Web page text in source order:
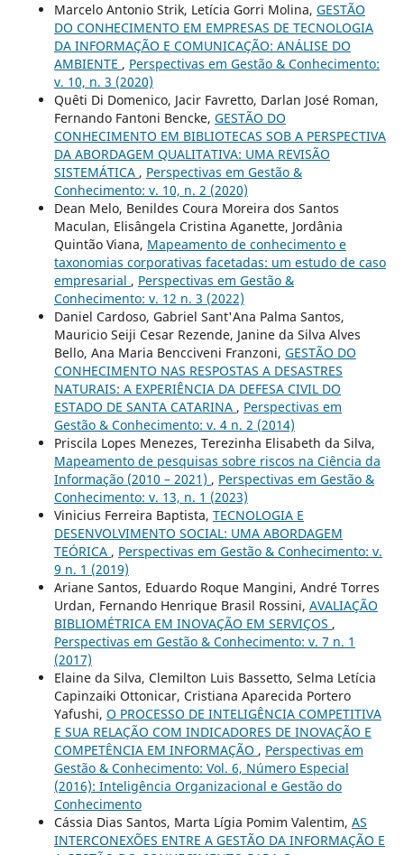
Marcelo Antonio Strik, Letícia Gorri Molina, GESTÃO
DO CONHECIMENTO EM EMPRESAS DE TECNOLOGIA
DA INFORMAÇÃO E COMUNICAÇÃO: ANÁLISE DO
AMBIENTE , Perspectivas em Gestão & Conhecimento:
v. 10, n. 3 (2020)
Quêti Di Domenico, Jacir Favretto, Darlan José Roman,
Fernando Fantoni Bencke, GESTÃO DO
CONHECIMENTO EM BIBLIOTECAS SOB A PERSPECTIVA
DA ABORDAGEM QUALITATIVA: UMA REVISÃO
SISTEMÁTICA , Perspectivas em Gestão &
Conhecimento: v. 10, n. 2 (2020)
Dean Melo, Benildes Coura Moreira dos Santos
Maculan, Elisângela Cristina Aganette, Jordânia
Quintão Viana, Mapeamento de conhecimento e
taxonomias corporativas facetadas: um estudo de caso
empresarial , Perspectivas em Gestão &
Conhecimento: v. 12 n. 3 (2022)
Daniel Cardoso, Gabriel Sant'Ana Palma Santos,
Mauricio Seiji Cesar Rezende, Janine da Silva Alves
Bello, Ana Maria Bencciveni Franzoni, GESTÃO DO
CONHECIMENTO NAS RESPOSTAS A DESASTRES
NATURAIS: A EXPERIÊNCIA DA DEFESA CIVIL DO
ESTADO DE SANTA CATARINA , Perspectivas em
Gestão & Conhecimento: v. 4 n. 2 (2014)
Priscila Lopes Menezes, Terezinha Elisabeth da Silva,
Mapeamento de pesquisas sobre riscos na Ciência da
Informação (2010 – 2021) , Perspectivas em Gestão &
Conhecimento: v. 13, n. 1 (2023)
Vinicius Ferreira Baptista, TECNOLOGIA E
DESENVOLVIMENTO SOCIAL: UMA ABORDAGEM
TEÓRICA , Perspectivas em Gestão & Conhecimento: v.
9 n. 1 (2019)
Ariane Santos, Eduardo Roque Mangini, André Torres
Urdan, Fernando Henrique Brasil Rossini, AVALIAÇÃO
BIBLIOMÉTRICA EM INOVAÇÃO EM SERVIÇOS ,
Perspectivas em Gestão & Conhecimento: v. 7 n. 1
(2017)
Elaine da Silva, Clemilton Luis Bassetto, Selma Letícia
Capinzaiki Ottonicar, Cristiana Aparecida Portero
Yafushi, O PROCESSO DE INTELIGÊNCIA COMPETITIVA
E SUA RELAÇÃO COM INDICADORES DE INOVAÇÃO E
COMPETÊNCIA EM INFORMAÇÃO , Perspectivas em
Gestão & Conhecimento: Vol. 6, Número Especial
(2016): Inteligência Organizacional e Gestão do
Conhecimento
Cássia Dias Santos, Marta Lígia Pomim Valentim, AS
INTERCONEXÕES ENTRE A GESTÃO DA INFORMAÇÃO E